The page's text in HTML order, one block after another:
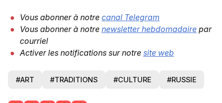
Vous abonner à notre canal Telegram
Vous abonner à notre newsletter hebdomadaire par
courriel
Activer les notifications sur notre site web
#ART #TRADITIONS #CULTURE #RUSSIE